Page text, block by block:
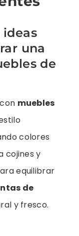
ideas
una
de
muebles
colores
cojines y
equilibrar
de
y fresco.